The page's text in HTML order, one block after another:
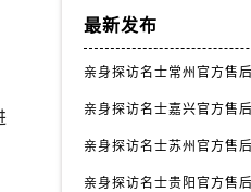
最新发布